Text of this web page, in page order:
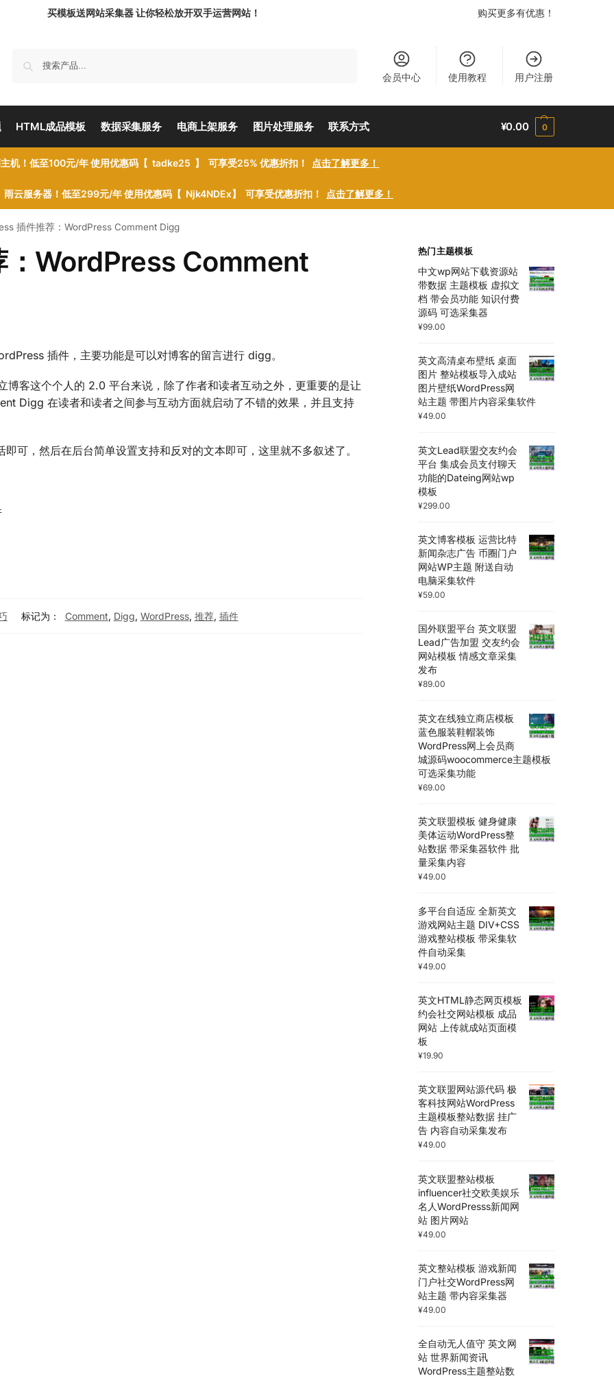
买模板送网站采集器 让你轻松放开双手运营网站！ 购买更多有优惠！
会员中心 使用教程 用户注册
HTML成品模板 数据采集服务 电商上架服务 图片处理服务 联系方式 ¥0.00 0
机！低至100元/年 使用优惠码【 tadke25 】 可享受25% 优惠折扣！ 点击了解更多！
雨云服务器！低至299元/年 使用优惠码【 Njk4NDEx】 可享受优惠折扣！ 点击了解更多！
插件推荐：WordPress Comment Digg
WordPress Comment
插件，主要功能是可以对博客的留言进行 digg。
客这个个人的 2.0 平台来说，除了作者和读者互动之外，更重要的是让
Digg 在读者和读者之间参与互动方面就启动了不错的效果，并且支持
可，然后在后台简单设置支持和反对的文本即可，这里就不多叙述了。
标记为： Comment, Digg, WordPress, 推荐, 插件
热门主题模板
中文wp网站下载资源站
带数据 主题模板 虚拟文
档 带会员功能 知识付费
源码 可选采集器
¥99.00
英文高清桌布壁纸 桌面
图片 整站模板导入成站
图片壁纸WordPress网
站主题 带图片内容采集软件
¥49.00
英文Lead联盟交友约会
平台 集成会员支付聊天
功能的Dateing网站wp
模板
¥299.00
英文博客模板 运营比特
新闻杂志广告 币圈门户
网站WP主题 附送自动
电脑采集软件
¥59.00
国外联盟平台 英文联盟
Lead广告加盟 交友约会
网站模板 情感文章采集
发布
¥89.00
英文在线独立商店模板
蓝色服装鞋帽装饰
WordPress网上会员商
城源码woocommerce主题模板
可选采集功能
¥69.00
英文联盟模板 健身健康
美体运动WordPress整
站数据 带采集器软件 批
量采集内容
¥49.00
多平台自适应 全新英文
游戏网站主题 DIV+CSS
游戏整站模板 带采集软
件自动采集
¥49.00
英文HTML静态网页模板
约会社交网站模板 成品
网站 上传就成站页面模
板
¥19.90
英文联盟网站源代码 极
客科技网站WordPress
主题模板整站数据 挂广
告 内容自动采集发布
¥49.00
英文联盟整站模板
influencer社交欧美娱乐
名人WordPresss新闻网
站 图片网站
¥49.00
英文整站模板 游戏新闻
门户社交WordPress网
站主题 带内容采集器
¥49.00
全自动无人值守 英文网
站 世界新闻资讯
WordPress主题整站数